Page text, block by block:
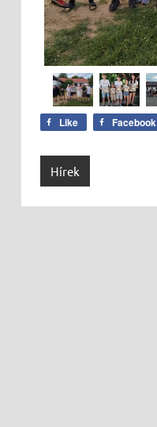
Like Facebook
Hírek